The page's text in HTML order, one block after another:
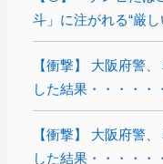
斗」に注がれる“厳
【衝撃】 大阪府警
した結果・・・・・・
【衝撃】 大阪府警
した結果・・・・・・